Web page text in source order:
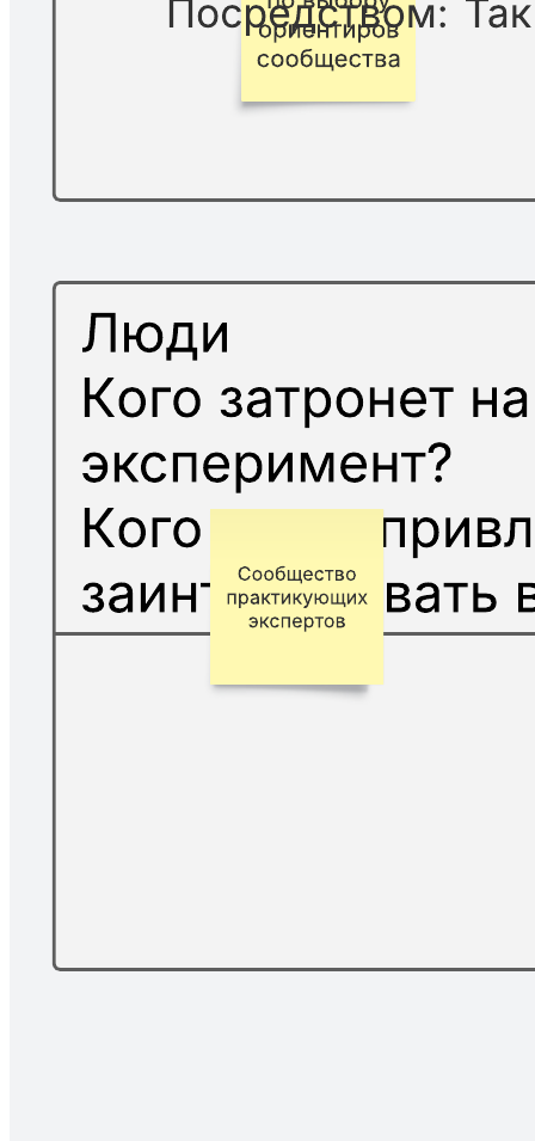
Поставьте коллектив на путь постоянного развития с